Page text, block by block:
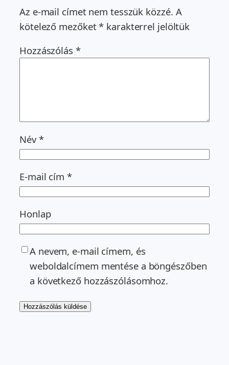
Az e-mail címet nem tesszük közzé. A
kötelező mezőket* karakterrel jelöltük
Hozzászólás *
Név*
E-mail cím *
Honlap
A nevem, e-mail címem, és
weboldalcímem mentése a böngészőben
a következő hozzászólásomhoz.